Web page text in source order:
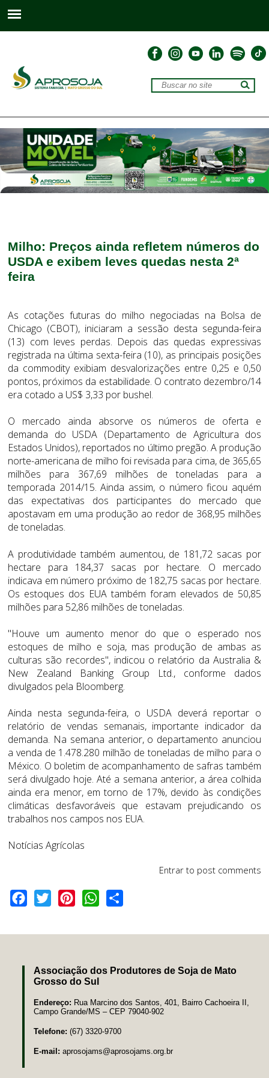
Milho: Preços ainda refletem números do
USDA e exibem leves quedas nesta 2ª
feira
As cotações futuras do milho negociadas na Bolsa de
Chicago (CBOT), iniciaram a sessão desta segunda-feira
(13) com leves perdas. Depois das quedas expressivas
registrada na última sexta-feira (10), as principais posições
da commodity exibiam desvalorizações entre 0,25 e 0,50
pontos, próximos da estabilidade. O contrato dezembro/14
era cotado a US$ 3,33 por bushel.
O mercado ainda absorve os números de oferta e
demanda do USDA (Departamento de Agricultura dos
Estados Unidos), reportados no último pregão. A produção
norte-americana de milho foi revisada para cima, de 365,65
milhões para 367,69 milhões de toneladas para a
temporada 2014/15. Ainda assim, o número ficou aquém
das expectativas dos participantes do mercado que
apostavam em uma produção ao redor de 368,95 milhões
de toneladas.
A produtividade também aumentou, de 181,72 sacas por
hectare para 184,37 sacas por hectare. O mercado
indicava em número próximo de 182,75 sacas por hectare.
Os estoques dos EUA também foram elevados de 50,85
milhões para 52,86 milhões de toneladas.
"Houve um aumento menor do que o esperado nos
estoques de milho e soja, mas produção de ambas as
culturas são recordes", indicou o relatório da Australia &
New Zealand Banking Group Ltd., conforme dados
divulgados pela Bloomberg.
Ainda nesta segunda-feira, o USDA deverá reportar o
relatório de vendas semanais, importante indicador da
demanda. Na semana anterior, o departamento anunciou
a venda de 1.478.280 milhão de toneladas de milho para o
México. O boletim de acompanhamento de safras também
será divulgado hoje. Até a semana anterior, a área colhida
ainda era menor, em torno de 17%, devido às condições
climáticas desfavoráveis que estavam prejudicando os
trabalhos nos campos nos EUA.
Notícias Agrícolas
Entrar to post comments
Facebook
Twitter PinterestWhatsApp
Associação dos Produtores de Soja de Mato
Grosso do Sul
Endereço: Rua Marcino dos Santos, 401, Bairro Cachoeira II,
Campo Grande/MS – CEP 79040-902
Telefone: (67) 3320-9700
E-mail: aprosojams@aprosojams.org.br